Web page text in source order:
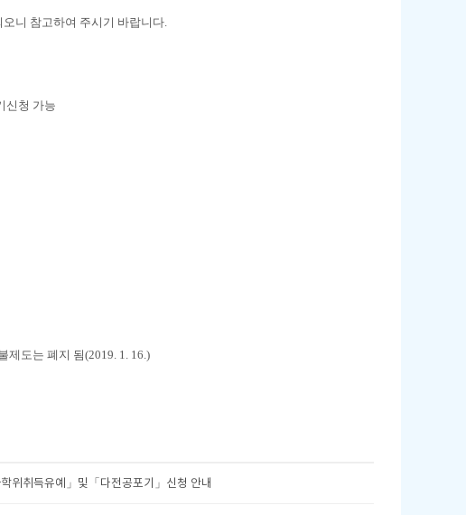
니 참고하여 주시기 바랍니다.
신청 가능
제도는 폐지 됨(2019. 1. 16.)
위취득유예」및「다전공포기」신청 안내